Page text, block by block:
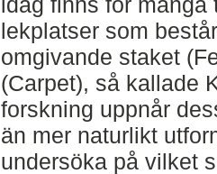
lekplatser som
omgivande staket
(Carpet), så kallade
forskning uppnår
än mer naturlikt
undersöka på vilket